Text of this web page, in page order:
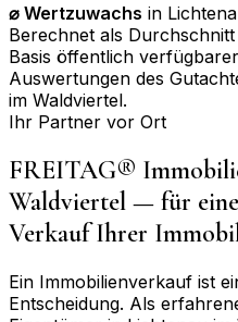
⌀ Wertzuwachs in
Berechnet als
Basis öffentlich
Auswertungen des
im Waldviertel.
Ihr Partner vor Ort
FREITAG®
Waldviertel — für
Verkauf Ihrer
Ein Immobilienverkauf ist
Entscheidung. Als